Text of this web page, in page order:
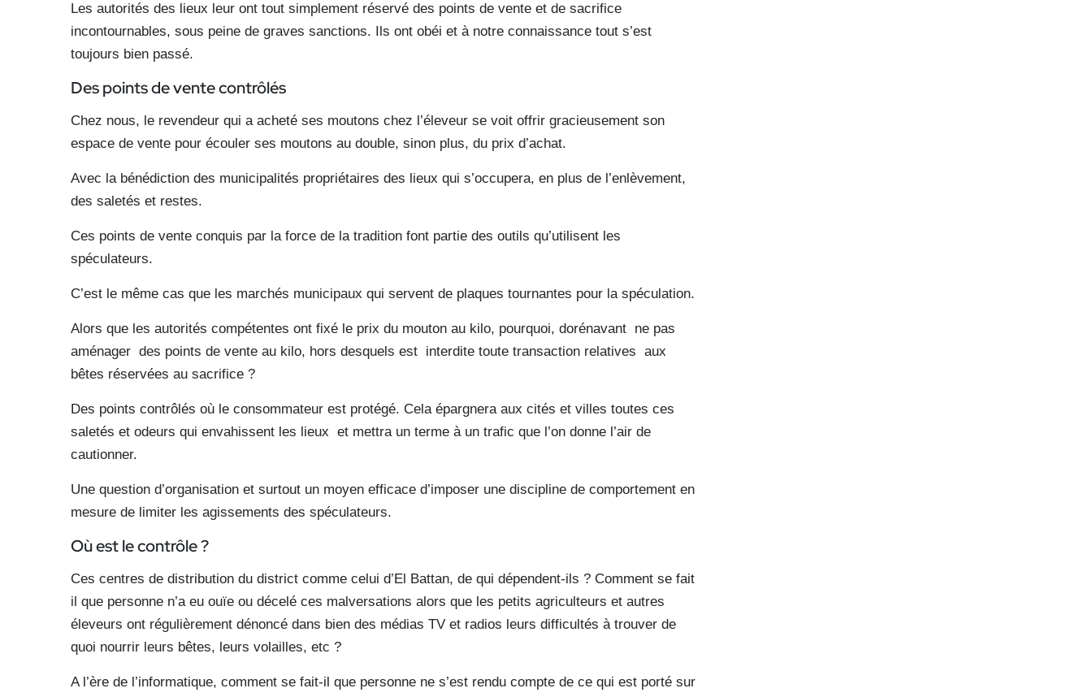
Les autorités des lieux leur ont tout simplement réservé des points de vente et de sacrifice
incontournables, sous peine de graves sanctions. Ils ont obéi et à notre connaissance tout s’est
toujours bien passé.
Des points de vente contrôlés
Chez nous, le revendeur qui a acheté ses moutons chez l’éleveur se voit offrir gracieusement son
espace de vente pour écouler ses moutons au double, sinon plus, du prix d’achat.
Avec la bénédiction des municipalités propriétaires des lieux qui s’occupera, en plus de l’enlèvement,
des saletés et restes.
Ces points de vente conquis par la force de la tradition font partie des outils qu’utilisent les
spéculateurs.
C’est le même cas que les marchés municipaux qui servent de plaques tournantes pour la spéculation.
Alors que les autorités compétentes ont fixé le prix du mouton au kilo, pourquoi, dorénavant ne pas
aménager des points de vente au kilo, hors desquels est interdite toute transaction relatives aux
bêtes réservées au sacrifice ?
Des points contrôlés où le consommateur est protégé. Cela épargnera aux cités et villes toutes ces
saletés et odeurs qui envahissent les lieux et mettra un terme à un trafic que l’on donne l’air de
cautionner.
Une question d’organisation et surtout un moyen efficace d’imposer une discipline de comportement en
mesure de limiter les agissements des spéculateurs.
Où est le contrôle ?
Ces centres de distribution du district comme celui d’El Battan, de qui dépendent-ils ? Comment se fait
il que personne n’a eu ouïe ou décelé ces malversations alors que les petits agriculteurs et autres
éleveurs ont régulièrement dénoncé dans bien des médias TV et radios leurs difficultés à trouver de
quoi nourrir leurs bêtes, leurs volailles, etc ?
A l’ère de l’informatique, comment se fait-il que personne ne s’est rendu compte de ce qui est porté sur